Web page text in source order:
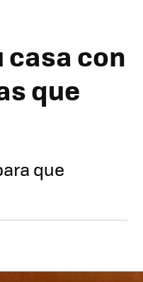
casa con
que
que